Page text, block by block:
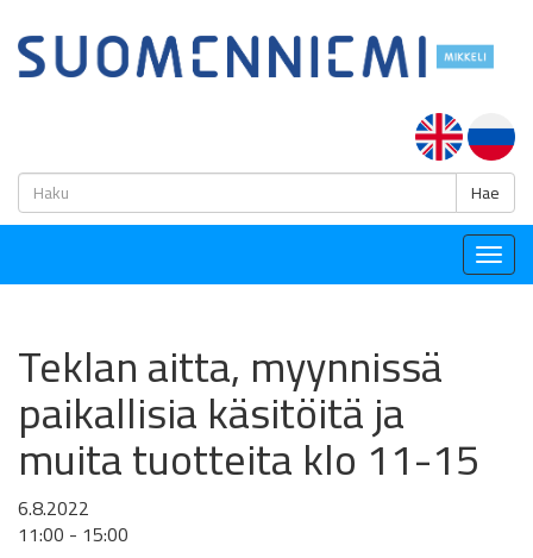
Hae
Teklan aitta, myynnissä
paikallisia käsitöitä ja
muita tuotteita klo 11-15
6.8.2022
11:00 - 15:00